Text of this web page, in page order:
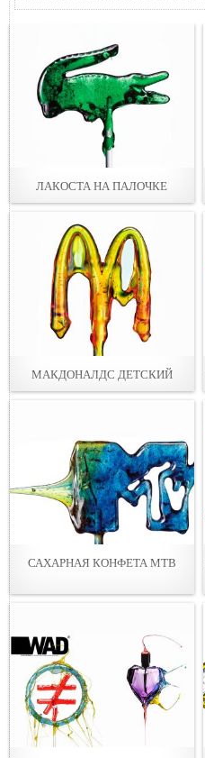
ЛАКОСТА НА ПАЛОЧКЕ
МАКДОНАЛДС ДЕТСКИЙ
САХАРНАЯ КОНФЕТА МТВ